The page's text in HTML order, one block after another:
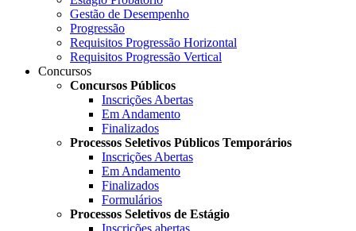
Gestão de Desempenho
Progressão
Requisitos Progressão Horizontal
Requisitos Progressão Vertical
Concursos
Concursos Públicos
Inscrições Abertas
Em Andamento
Finalizados
Processos Seletivos Públicos Temporários
Inscrições Abertas
Em Andamento
Finalizados
Formulários
Processos Seletivos de Estágio